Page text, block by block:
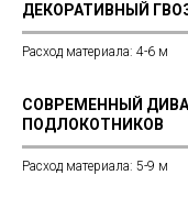
ДЕКОРАТИВНЫЙ
Расход материала: 4-6 м
СОВРЕМЕННЫЙ
ПОДЛОКОТНИКОВ
Расход материала: 5-9 м